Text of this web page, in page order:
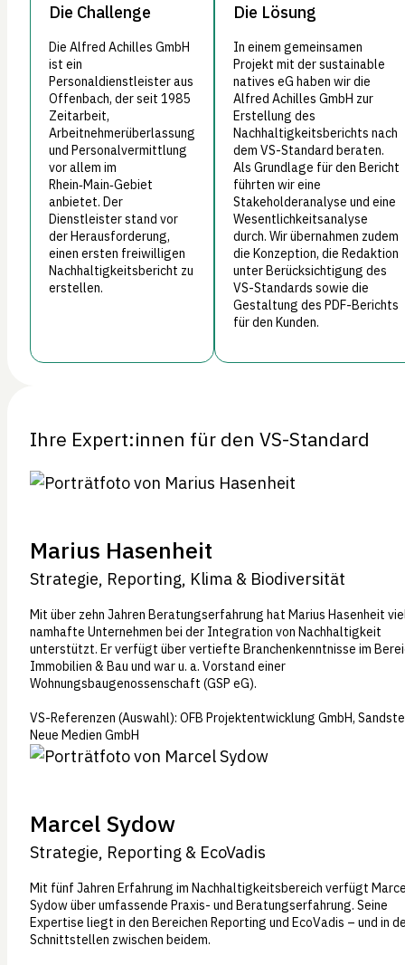
Die Challenge
Die Alfred Achilles GmbH
ist ein
Personaldienstleister aus
Offenbach, der seit 1985
Zeitarbeit,
Arbeitnehmerüberlassung
und Personalvermittlung
vor allem im
Rhein‑Main‑Gebiet
anbietet. Der
Dienstleister stand vor
der Herausforderung,
einen ersten freiwilligen
Nachhaltigkeitsbericht zu
erstellen.
Die Lösung
In einem gemeinsamen
Projekt mit der sustainable
natives eG haben wir die
Alfred Achilles GmbH zur
Erstellung des
Nachhaltigkeitsberichts nach
dem VS-Standard beraten.
Als Grundlage für den Bericht
führten wir eine
Stakeholderanalyse und eine
Wesentlichkeitsanalyse
durch. Wir übernahmen zudem
die Konzeption, die Redaktion
unter Berücksichtigung des
VS-Standards sowie die
Gestaltung des PDF-Berichts
für den Kunden.
Ihre Expert:innen für den VS-Standard
Marius Hasenheit
Strategie, Reporting, Klima & Biodiversität
Mit über zehn Jahren Beratungserfahrung hat Marius Hasenheit
namhafte Unternehmen bei der Integration von Nachhaltigkeit
unterstützt. Er verfügt über vertiefte Branchenkenntnisse im
Immobilien & Bau und war u. a. Vorstand einer
Wohnungsbaugenossenschaft (GSP eG).
VS-Referenzen (Auswahl): OFB Projektentwicklung GmbH,
Neue Medien GmbH
Marcel Sydow
Strategie, Reporting & EcoVadis
Mit fünf Jahren Erfahrung im Nachhaltigkeitsbereich verfügt
Sydow über umfassende Praxis- und Beratungserfahrung. Seine
Expertise liegt in den Bereichen Reporting und EcoVadis – und in
Schnittstellen zwischen beidem.